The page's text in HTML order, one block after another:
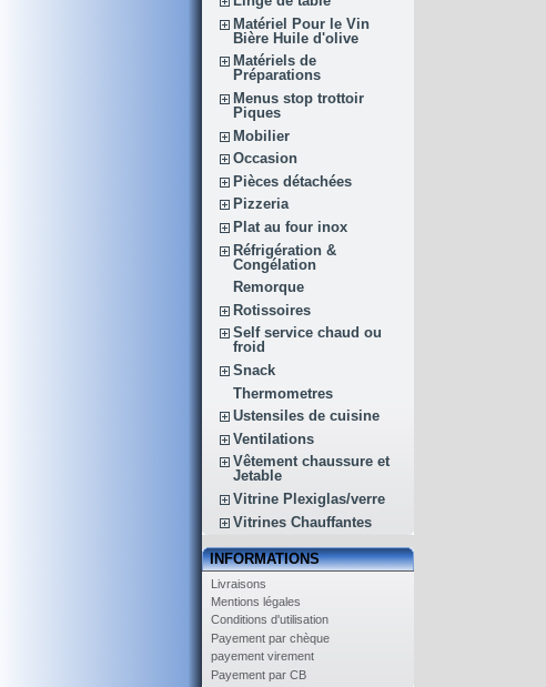
Matériel Pour le Vin
Bière Huile d'olive
Matériels de
Préparations
Menus stop trottoir
Piques
Mobilier
Occasion
Pièces détachées
Pizzeria
Plat au four inox
Réfrigération &
Congélation
Remorque
Rotissoires
Self service chaud ou
froid
Snack
Thermometres
Ustensiles de cuisine
Ventilations
Vêtement chaussure et
Jetable
Vitrine Plexiglas/verre
Vitrines Chauffantes
INFORMATIONS
Livraisons
Mentions légales
Conditions d'utilisation
Payement par chèque
payement virement
Payement par CB